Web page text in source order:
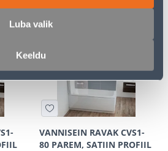
Luba valik
Keeldu
133
VANNISEIN RAVAK CVS1-
80 PAREM, SATIIN PROFIIL